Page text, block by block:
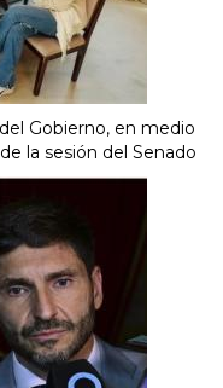
Gobierno, en medio
la sesión del Senado